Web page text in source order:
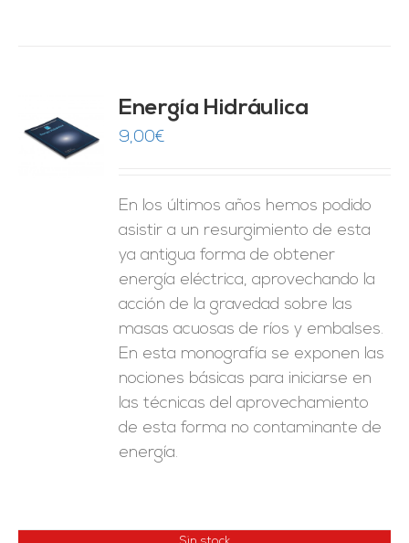
Energía Hidráulica
9,00€
En los últimos años hemos podido
asistir a un resurgimiento de esta
ya antigua forma de obtener
energía eléctrica, aprovechando la
acción de la gravedad sobre las
masas acuosas de ríos y embalses.
En esta monografía se exponen las
nociones básicas para iniciarse en
las técnicas del aprovechamiento
de esta forma no contaminante de
energía.